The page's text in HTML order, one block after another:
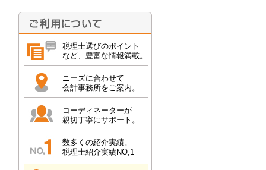
税理士選びのポイント
など、豊富な情報満載。
ニーズに合わせて
会計事務所をご案内。
コーディネーターが
親切丁寧にサポート。
数多くの紹介実績。
税理士紹介実績NO,1